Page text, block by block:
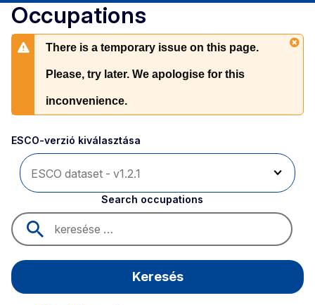
Occupations
There is a temporary issue on this page.
Please, try later. We apologise for this
inconvenience.
ESCO-verzió kiválasztása
Search occupations
Keresés